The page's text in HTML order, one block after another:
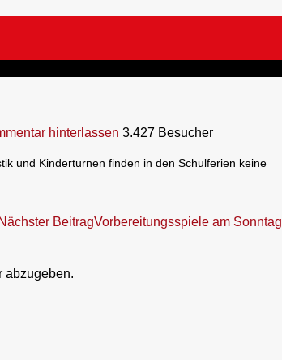
hinterlassen 3.427 Besucher
und Kinderturnen finden in den Schulferien keine
BeitragVorbereitungsspiele am Sonntag
abzugeben.